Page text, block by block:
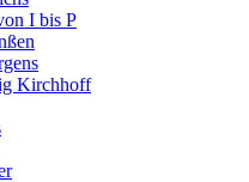
I bis P
Kirchhoff